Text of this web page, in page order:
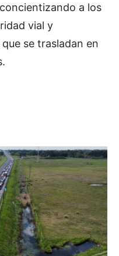
a los
vial y
se trasladan en